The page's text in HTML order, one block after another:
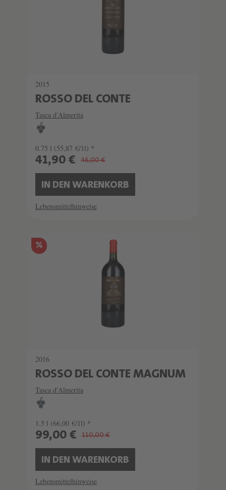
2015
ROSSO DEL CONTE
Tasca d'Almerita
0.75 l (55,87 €/1l) *
41,90 € 46,00 €
IN DEN WARENKORB
Lebensmittelhinweise
%
2016
ROSSO DEL CONTE MAGNUM
Tasca d'Almerita
1.5 l (66,00 €/1l) *
99,00 € 110,00 €
IN DEN WARENKORB
Lebensmittelhinweise